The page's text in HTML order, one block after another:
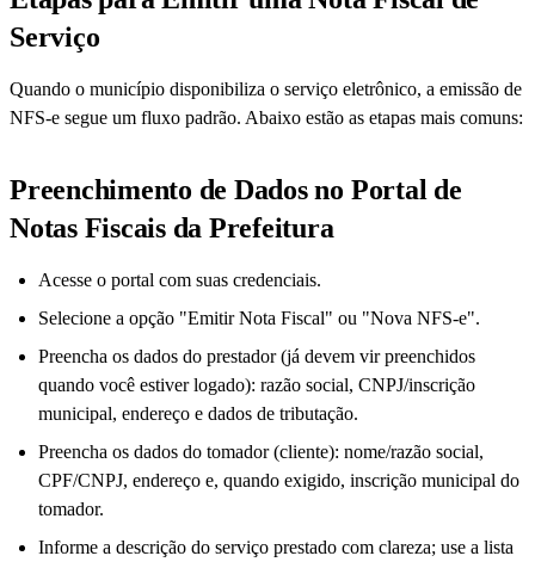
Serviço
Quando o município disponibiliza o serviço eletrônico, a emissão de
NFS-e segue um fluxo padrão. Abaixo estão as etapas mais comuns:
Preenchimento de Dados no Portal de
Notas Fiscais da Prefeitura
Acesse o portal com suas credenciais.
Selecione a opção "Emitir Nota Fiscal" ou "Nova NFS-e".
Preencha os dados do prestador (já devem vir preenchidos
quando você estiver logado): razão social, CNPJ/inscrição
municipal, endereço e dados de tributação.
Preencha os dados do tomador (cliente): nome/razão social,
CPF/CNPJ, endereço e, quando exigido, inscrição municipal do
tomador.
Informe a descrição do serviço prestado com clareza; use a lista